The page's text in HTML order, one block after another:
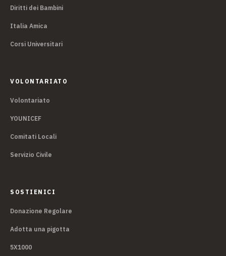
Diritti dei Bambini
Italia Amica
Corsi Universitari
VOLONTARIATO
Volontariato
YOUNICEF
Comitati Locali
Servizio Civile
SOSTIENICI
Donazione Regolare
Adotta una pigotta
5X1000